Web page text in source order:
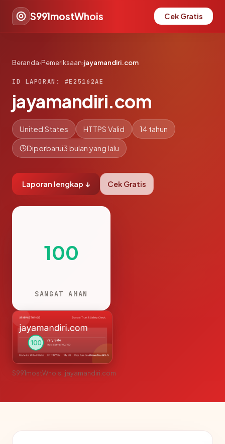
S991mostWhois Cek Gratis
Beranda›Pemeriksaan›jayamandiri.com
ID LAPORAN: #E25162AE
jayamandiri.com
United States HTTPS Valid 14 tahun
Diperbarui3 bulan yang lalu
Laporan lengkap ↓ Cek Gratis
100
SANGAT AMAN
S991mostWhois · jayamandiri.com